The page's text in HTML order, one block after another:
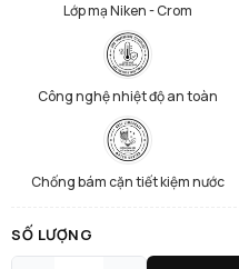
Lớp mạ Niken - Crom
Công nghệ nhiệt độ an toàn
Chống bám cặn tiết kiệm nước
SỐ LƯỢNG